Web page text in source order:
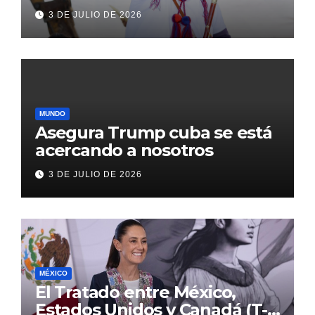
transformación de Aldama
con inversión histórica
3 DE JULIO DE 2026
MUNDO
Asegura Trump cuba se está
acercando a nosotros
3 DE JULIO DE 2026
MÉXICO
El Tratado entre México,
Estados Unidos y Canadá (T-